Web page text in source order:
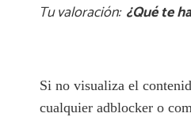
Tu valoración: ¿Qué te
Si no visualiza el
cualquier adblocker o